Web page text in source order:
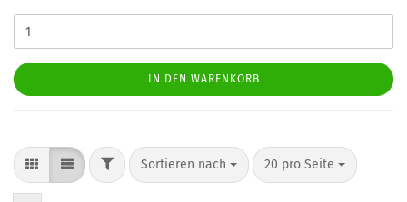
IN DEN WARENKORB
FILTERSortieren nach
Sortieren nach 20 pro Seite
pro Seite